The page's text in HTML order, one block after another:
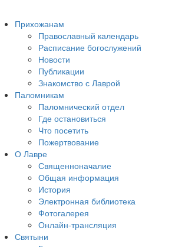
Прихожанам
Православный календарь
Расписание богослужений
Новости
Публикации
Знакомство с Лаврой
Паломникам
Паломнический отдел
Где остановиться
Что посетить
Пожертвование
О Лавре
Священноначалие
Общая информация
История
Электронная библиотека
Фотогалерея
Онлайн-трансляция
Святыни